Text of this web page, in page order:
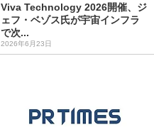
Viva Technology 2026開催、ジ
ェフ・ベゾス氏が宇宙インフラ
で次...
2026年6月23日